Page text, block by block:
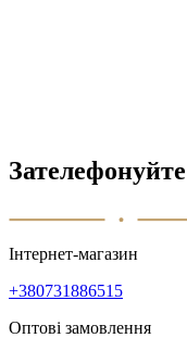
Інтернет-магазин
+380731886515
Оптові замовлення